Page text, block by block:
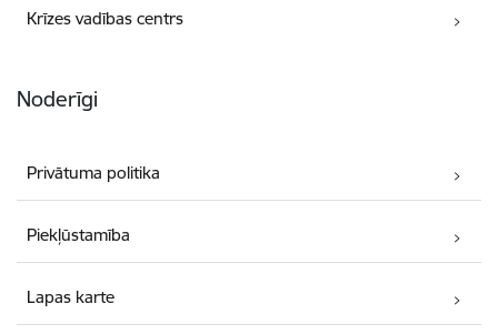
Krīzes vadības centrs
Noderīgi
Privātuma politika
Piekļūstamība
Lapas karte